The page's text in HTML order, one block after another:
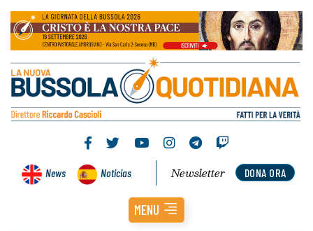
News Noticias DONA ORA
Newsletter
MENU